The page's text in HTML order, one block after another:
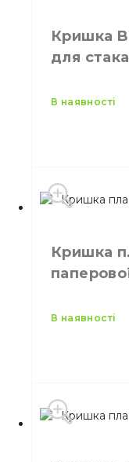
Кількість в
Кришка
для
Кількість в
в наявності
Кришка
в наявності